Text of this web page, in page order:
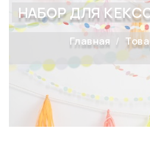
НАБОР ДЛЯ
Главная